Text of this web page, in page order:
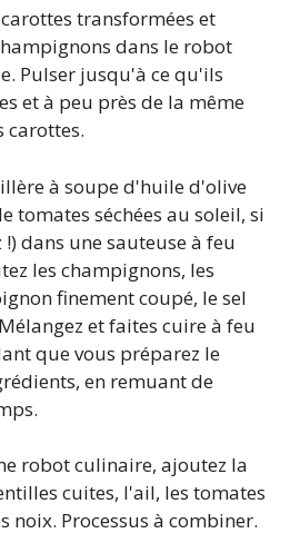
carottes transformées et
dans le robot
Pulser jusqu'à ce qu'ils
et à peu près de la même
carottes.
à soupe d'huile d'olive
tomates séchées au soleil, si
!) dans une sauteuse à feu
les champignons, les
finement coupé, le sel
et faites cuire à feu
que vous préparez le
en remuant de
robot culinaire, ajoutez la
cuites, l'ail, les tomates
noix. Processus à combiner.